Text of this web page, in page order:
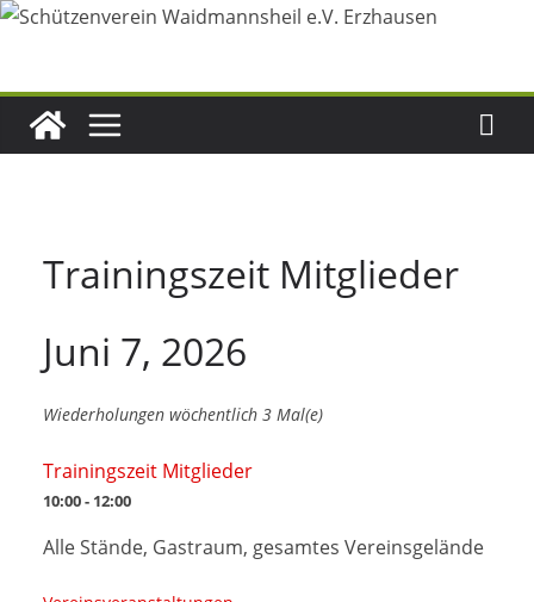
Zum
Trainingszeit Mitglieder
Juni 7, 2026
Wiederholungen wöchentlich 3 Mal(e)
Trainingszeit Mitglieder
10:00 - 12:00
Alle Stände, Gastraum, gesamtes Vereinsgelände